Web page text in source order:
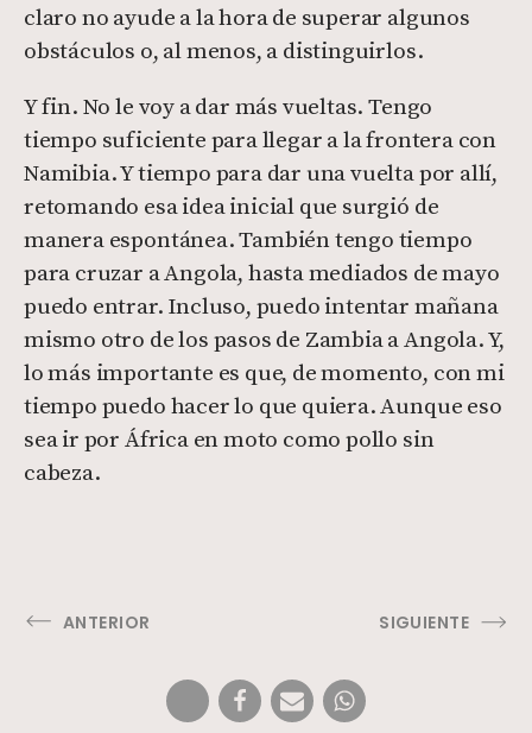
claro no ayude a la hora de superar algunos
obstáculos o, al menos, a distinguirlos.
Y fin. No le voy a dar más vueltas. Tengo
tiempo suficiente para llegar a la frontera con
Namibia. Y tiempo para dar una vuelta por allí,
retomando esa idea inicial que surgió de
manera espontánea. También tengo tiempo
para cruzar a Angola, hasta mediados de mayo
puedo entrar. Incluso, puedo intentar mañana
mismo otro de los pasos de Zambia a Angola. Y,
lo más importante es que, de momento, con mi
tiempo puedo hacer lo que quiera. Aunque eso
sea ir por África en moto como pollo sin
cabeza.
ANTERIOR SIGUIENTE